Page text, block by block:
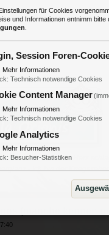
Stahl - Mein Herz
- Ich bin der
(manche kennen
für Cookies
und Informationen entnimm bitte
Session Foren-
Mehr Informationen
: Technisch notwendige Cookies
Content Manager
Mehr Informationen
: Technisch notwendige Cookies
Analytics
Mehr Informationen
: Besucher-Statistiken